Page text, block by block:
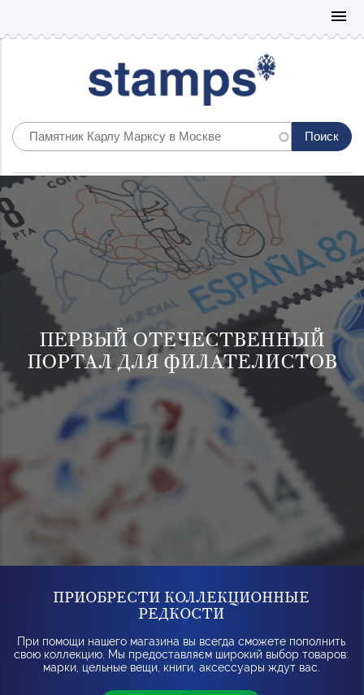
menu
ПЕРВЫЙ ОТЕЧЕСТВЕННЫЙ
ПОРТАЛ ДЛЯ ФИЛАТЕЛИСТОВ
ПРИОБРЕСТИ КОЛЛЕКЦИОННЫЕ
РЕДКОСТИ
При помощи нашего магазина вы всегда сможете пополнить
свою коллекцию. Мы предоставляєм широкий выбор товаров:
марки, цельные вещи, книги, аксессуары ждут вас.